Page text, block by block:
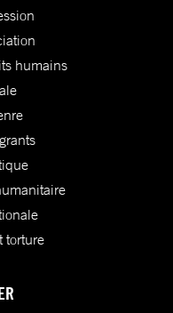
humains
torture